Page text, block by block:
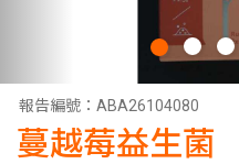
報告編號： ABA26104080
蔓越莓益生菌